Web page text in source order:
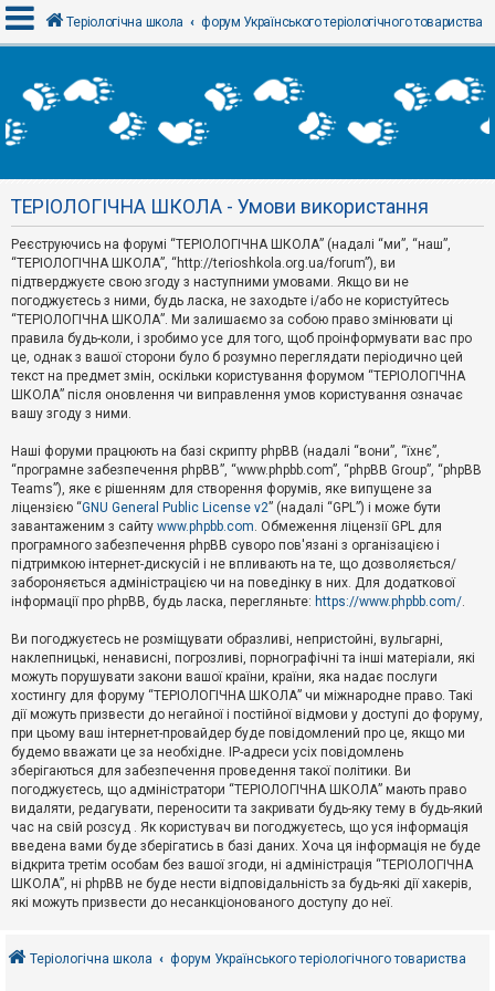
х
і
Р
є
с
т
р
а
ц
я
Т
м
и
б
е
з
в
і
д
п
о
в
д
й
А
к
т
и
в
н
т
е
м
и
о
Теріологічна школа форум Українського теріологічного товариства
ТЕРІОЛОГІЧНА ШКОЛА - Умови використання
Реєструючись на форумі “ТЕРІОЛОГІЧНА ШКОЛА” (надалі “ми”, “наш”,
“ТЕРІОЛОГІЧНА ШКОЛА”, “http://terioshkola.org.ua/forum”), ви
підтверджуєте свою згоду з наступними умовами. Якщо ви не
погоджуєтесь з ними, будь ласка, не заходьте і/або не користуйтесь
“ТЕРІОЛОГІЧНА ШКОЛА”. Ми залишаємо за собою право змінювати ці
правила будь-коли, і зробимо усе для того, щоб проінформувати вас про
це, однак з вашої сторони було б розумно переглядати періодично цей
текст на предмет змін, оскільки користування форумом “ТЕРІОЛОГІЧНА
ШКОЛА” після оновлення чи виправлення умов користування означає
вашу згоду з ними.
Наші форуми працюють на базі скрипту phpBB (надалі “вони”, “їхнє”,
“програмне забезпечення phpBB”, “www.phpbb.com”, “phpBB Group”, “phpBB
Teams”), яке є рішенням для створення форумів, яке випущене за
ліцензією “GNU General Public License v2” (надалі “GPL”) і може бути
завантаженим з сайту www.phpbb.com. Обмеження ліцензії GPL для
програмного забезпечення phpBB суворо пов'язані з організацією і
підтримкою інтернет-дискусій і не впливають на те, що дозволяється/
забороняється адміністрацією чи на поведінку в них. Для додаткової
інформації про phpBB, будь ласка, перегляньте: https://www.phpbb.com/.
Ви погоджуєтесь не розміщувати образливі, непристойні, вульгарні,
наклепницькі, ненависні, погрозливі, порнографічні та інші матеріали, які
можуть порушувати закони вашої країни, країни, яка надає послуги
хостингу для форуму “ТЕРІОЛОГІЧНА ШКОЛА” чи міжнародне право. Такі
дії можуть призвести до негайної і постійної відмови у доступі до форуму,
при цьому ваш інтернет-провайдер буде повідомлений про це, якщо ми
будемо вважати це за необхідне. IP-адреси усіх повідомлень
зберігаються для забезпечення проведення такої політики. Ви
погоджуєтесь, що адміністратори “ТЕРІОЛОГІЧНА ШКОЛА” мають право
видаляти, редагувати, переносити та закривати будь-яку тему в будь-який
час на свій розсуд . Як користувач ви погоджуєтесь, що уся інформація
введена вами буде зберігатись в базі даних. Хоча ця інформація не буде
відкрита третім особам без вашої згоди, ні адміністрація “ТЕРІОЛОГІЧНА
ШКОЛА”, ні phpBB не буде нести відповідальність за будь-які дії хакерів,
які можуть призвести до несанкціонованого доступу до неї.
Теріологічна школа форум Українського теріологічного товариства